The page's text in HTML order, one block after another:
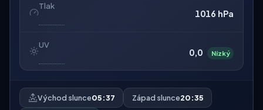
Tlak
1016 hPa
UV
0,0 Nízký
Východ slunce05:37 Západ slunce20:35